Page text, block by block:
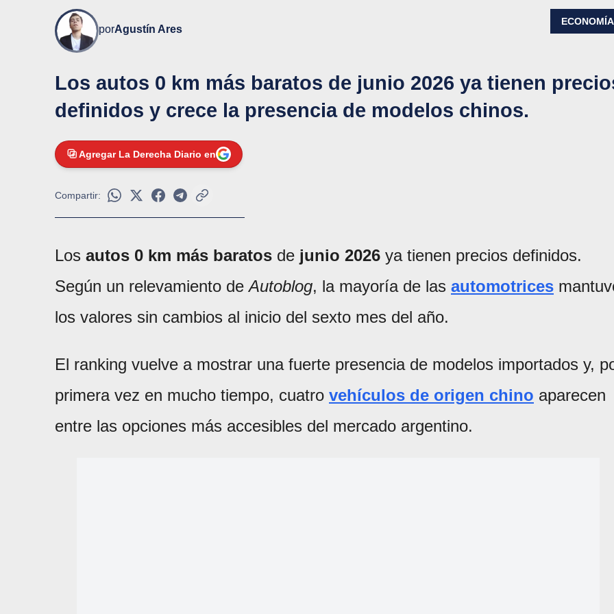
porAgustín Ares
ECONOMÍA
Los autos 0 km más baratos de junio 2026 ya tienen
definidos y crece la presencia de modelos chinos.
Agregar La Derecha Diario en
Compartir:
Los autos 0 km más baratos de junio 2026 ya tienen precios definidos.
Según un relevamiento deAutoblog, la mayoría de las automotrices
los valores sin cambios al inicio del sexto mes del año.
El ranking vuelve a mostrar una fuerte presencia de modelos importados y,
primera vez en mucho tiempo, cuatro vehículos de origen chino aparecen
entre las opciones más accesibles del mercado argentino.